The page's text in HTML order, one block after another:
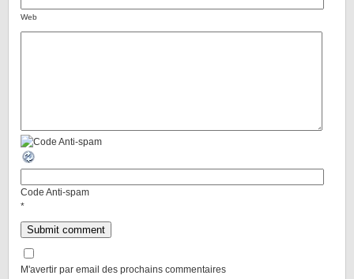
Web
Code Anti-spam
*
M'avertir par email des prochains commentaires